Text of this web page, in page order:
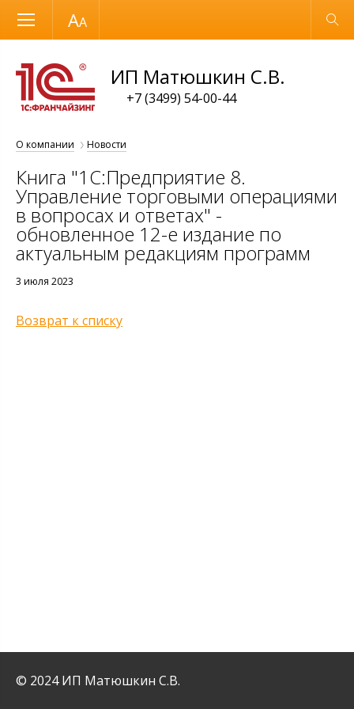
Размер шрифта Обычная версия
ИП Матюшкин С.В.
+7 (3499) 54-00-44
О компании Новости
Книга "1С:Предприятие 8.
Управление торговыми операциями
в вопросах и ответах" -
обновленное 12-е издание по
актуальным редакциям программ
3 июля 2023
Возврат к списку
© 2024 ИП Матюшкин С.В.